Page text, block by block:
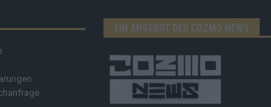
EIN ANGEBOT DER COZMO NEWS